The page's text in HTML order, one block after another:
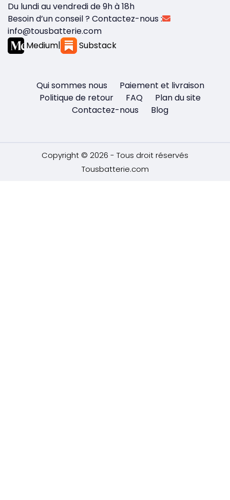
Du lundi au vendredi de 9h à 18h
Besoin d’un conseil ? Contactez-nous :
info@tousbatterie.com
Medium| Substack
Qui sommes nous
Paiement et livraison
Politique de retour
FAQ
Plan du site
Contactez-nous
Blog
Copyright © 2026 - Tous droit réservés
Tousbatterie.com